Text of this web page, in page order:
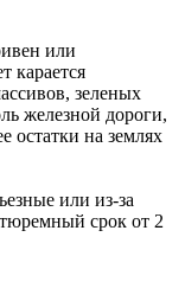
или
карается
зеленых
железной дороги,
остатки на землях
или из-за
срок от 2